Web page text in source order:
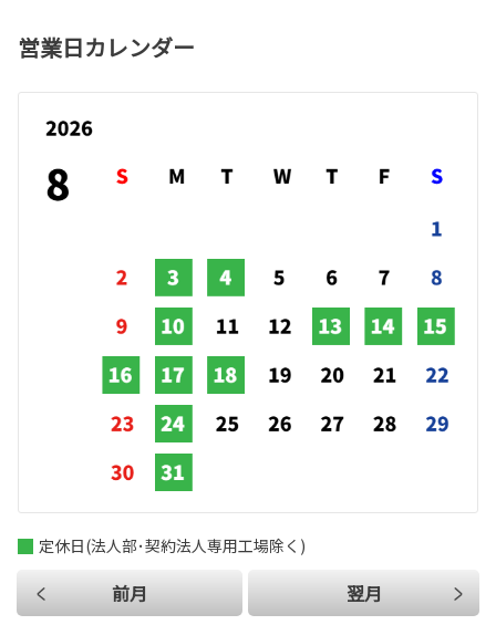
営業日カレンダー
前月 翌月
定休日(法人部･契約法人専用工場除く)